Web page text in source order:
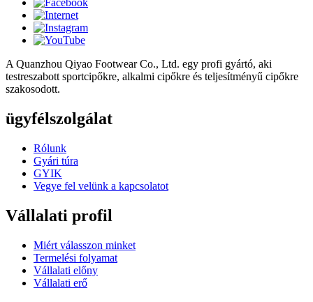
A Quanzhou Qiyao Footwear Co., Ltd. egy profi gyártó, aki
testreszabott sportcipőkre, alkalmi cipőkre és teljesítményű cipőkre
szakosodott.
ügyfélszolgálat
Rólunk
Gyári túra
GYIK
Vegye fel velünk a kapcsolatot
Vállalati profil
Miért válasszon minket
Termelési folyamat
Vállalati előny
Vállalati erő